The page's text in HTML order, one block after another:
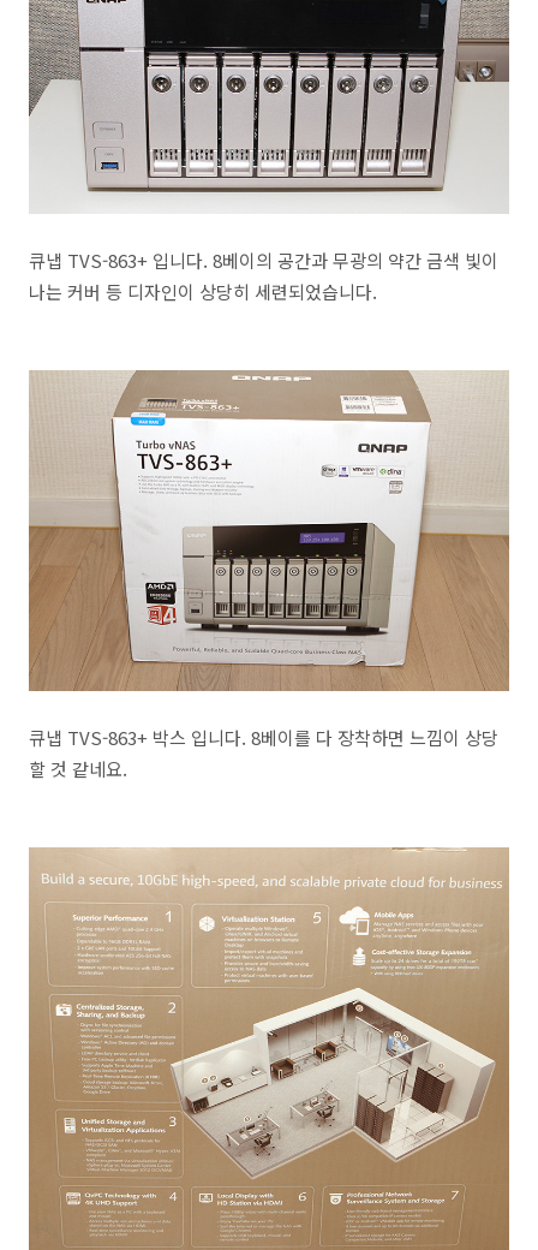
큐냅 TVS-863+ 입니다. 8베이의 공간과 무광의 약간 금색 빛이
나는 커버 등 디자인이 상당히 세련되었습니다.
큐냅 TVS-863+ 박스 입니다. 8베이를 다 장착하면 느낌이 상당
할 것 같네요.